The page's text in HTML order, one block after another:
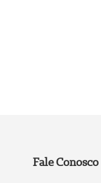
Fale Conosco